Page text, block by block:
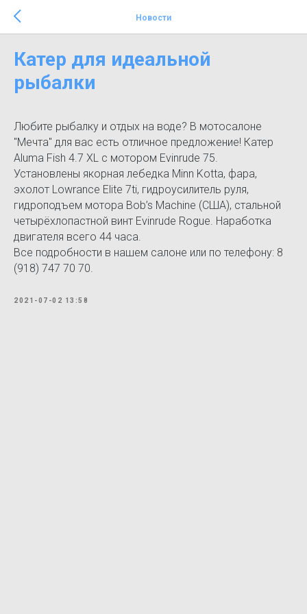
Новости
Катер для идеальной
рыбалки
Любите рыбалку и отдых на воде? В мотосалоне
"Мечта" для вас есть отличное предложение! Катер
Aluma Fish 4.7 XL с мотором Evinrude 75.
Установлены якорная лебедка Minn Kotta, фара,
эхолот Lowrance Elite 7ti, гидроусилитель руля,
гидроподъем мотора Bob’s Machine (США), стальной
четырёхлопастной винт Evinrude Rogue. Наработка
двигателя всего 44 часа.
Все подробности в нашем салоне или по телефону: 8
(918) 747 70 70.
2021-07-02 13:58